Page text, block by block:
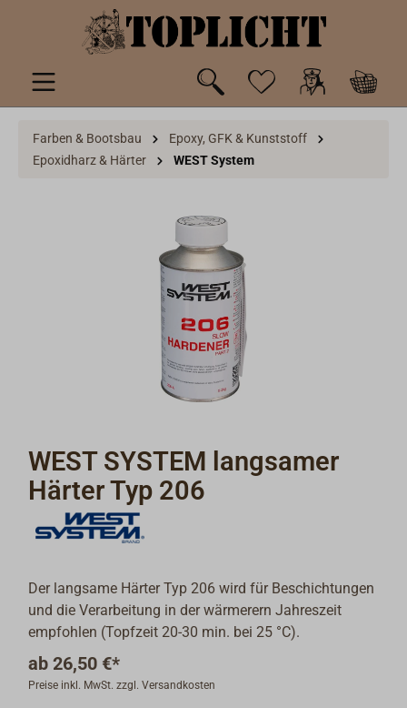
springen
Farben & Bootsbau
Epoxy, GFK & Kunststoff
Epoxidharz & Härter
WEST System
WEST SYSTEM langsamer
Härter Typ 206
Der langsame Härter Typ 206 wird für Beschichtungen
und die Verarbeitung in der wärmerern Jahreszeit
empfohlen (Topfzeit 20-30 min. bei 25 °C).
ab 26,50 €*
Preise inkl. MwSt. zzgl. Versandkosten